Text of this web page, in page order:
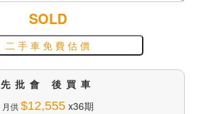
SOLD
二 手 車 免 費 估 價
先批會 後買車
月供$12,555x36期